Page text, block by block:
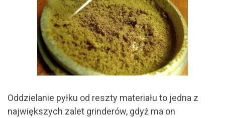
Oddzielanie pyłku od reszty materiału to jedna z
największych zalet grinderów, gdyż ma on